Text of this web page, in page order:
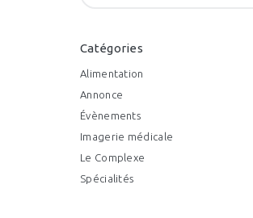
Catégories
Alimentation
Annonce
Évènements
Imagerie médicale
Le Complexe
Spécialités